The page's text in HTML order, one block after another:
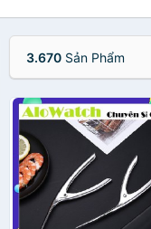
3.670 Sản Phẩm